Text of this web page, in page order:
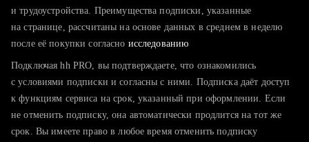
тратите много времени на поиск и вручную поднимаете
хотите сравнить себя с конкурентами и оценить шансы
и трудоустройства. Преимущества подписки, указанные
на странице, рассчитаны на основе данных в среднем в неделю
после её покупки согласно исследованию
Подключая hh PRO, вы подтверждаете, что ознакомились
с условиями подписки и согласны с ними. Подписка даёт доступ
к функциям сервиса на срок, указанный при оформлении. Если
не отменить подписку, она автоматически продлится на тот же
срок. Вы имеете право в любое время отменить подписку